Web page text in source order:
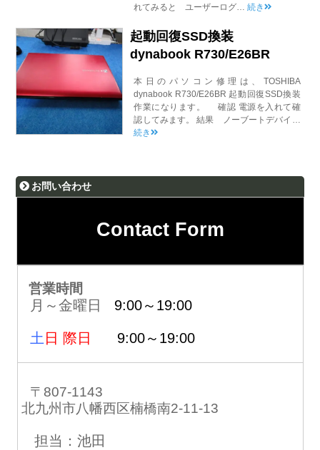
れてみると ユーザーログ…続き
起動回復SSD換装
dynabook R730/E26BR
本日のパソコン修理は、TOSHIBA
dynabook R730/E26BR 起動回復SSD換装
作業になります。 確認 電源を入れて確
認してみます。 結果 ノーブートデバイ…
続き
お問い合わせ
Contact Form
営業時間
月～金曜日 9:00～19:00
土 日 際日 9:00～19:00
〒807-1143
北九州市八幡西区楠橋南2-11-13
担当：池田